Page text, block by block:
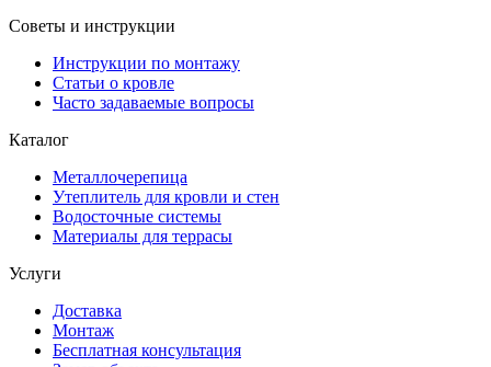
Советы и инструкции
Инструкции по монтажу
Статьи о кровле
Часто задаваемые вопросы
Каталог
Металлочерепица
Утеплитель для кровли и стен
Водосточные системы
Материалы для террасы
Услуги
Доставка
Монтаж
Бесплатная консультация